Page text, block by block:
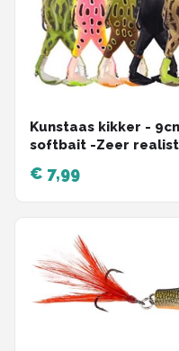
Kunstaas kikker -
softbait -Zeer
€ 7,99